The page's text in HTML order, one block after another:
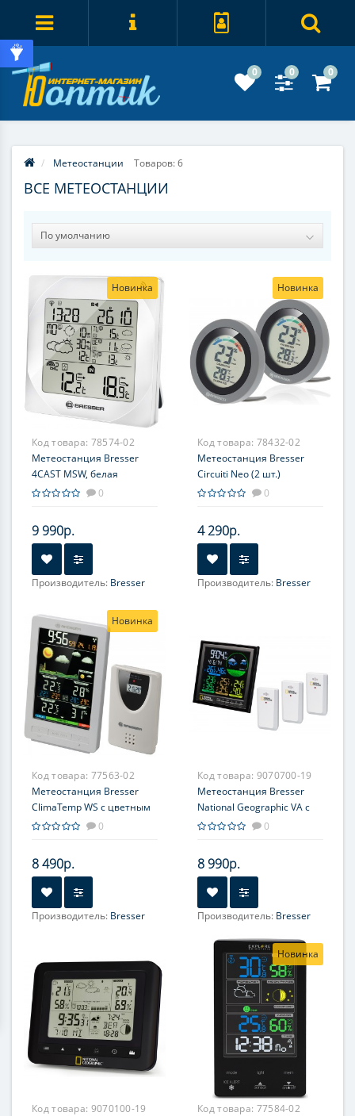
0 0 0
Метеостанции Товаров: 6
ВСЕ МЕТЕОСТАНЦИИ
Новинка
Код товара: 78574-02
Метеостанция Bresser
4CAST MSW, белая
0
9 990р.
Производитель: Bresser
Новинка
Код товара: 78432-02
Метеостанция Bresser
Circuiti Neo (2 шт.)
0
4 290р.
Производитель: Bresser
Новинка
Код товара: 77563-02
Метеостанция Bresser
ClimaTemp WS с цветным
дисплеем, белая
0
8 490р.
Производитель: Bresser
Код товара: 9070700-19
Метеостанция Bresser
National Geographic VA с
цветным дисплеем и
0
8 990р.
Производитель: Bresser
Код товара: 9070100-19
Новинка
Код товара: 77584-02